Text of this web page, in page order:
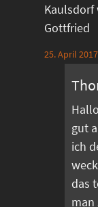
Kaulsdorf
Gottfried
25. April 2017
gut
ich
das
man